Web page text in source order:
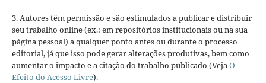
3. Autores têm permissão e são estimulados a publicar e distribuir
seu trabalho online (ex.: em repositórios institucionais ou na sua
página pessoal) a qualquer ponto antes ou durante o processo
editorial, já que isso pode gerar alterações produtivas, bem como
aumentar o impacto e a citação do trabalho publicado (Veja O
Efeito do Acesso Livre).